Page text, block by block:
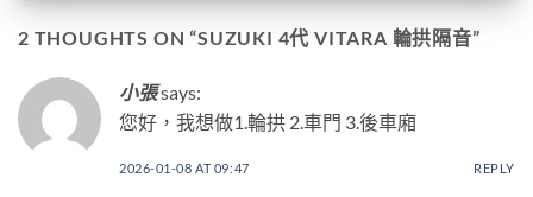
2 THOUGHTS ON “SUZUKI 4代 VITARA 輪拱隔音”
小張says:
您好，我想做1.輪拱 2.車門 3.後車廂
2026-01-08 AT 09:47 REPLY